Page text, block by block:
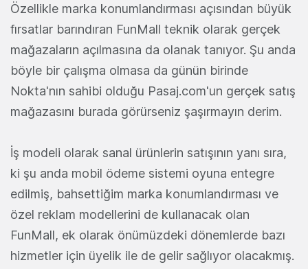
Özellikle marka konumlandırması açısından büyük
fırsatlar barındıran FunMall teknik olarak gerçek
mağazaların açılmasına da olanak tanıyor. Şu anda
böyle bir çalışma olmasa da günün birinde
Nokta'nın sahibi olduğu Pasaj.com'un gerçek satış
mağazasını burada görürseniz şaşırmayın derim.
İş modeli olarak sanal ürünlerin satışının yanı sıra,
ki şu anda mobil ödeme sistemi oyuna entegre
edilmiş, bahsettiğim marka konumlandırması ve
özel reklam modellerini de kullanacak olan
FunMall, ek olarak önümüzdeki dönemlerde bazı
hizmetler için üyelik ile de gelir sağlıyor olacakmış.